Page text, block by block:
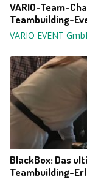
VARIO-Team-
Teambuilding-
VARIO EVENT
BlackBox: Das
Teambuilding-